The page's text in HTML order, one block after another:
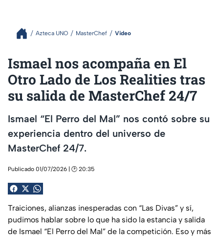
Azteca UNO MasterChef Video
Ismael nos acompaña en El
Otro Lado de Los Realities tras
su salida de MasterChef 24/7
Ismael “El Perro del Mal” nos contó sobre su
experiencia dentro del universo de
MasterChef 24/7.
Publicado 01/07/2026 | 🕑 20:35
Traiciones, alianzas inesperadas con “Las Divas” y sí,
pudimos hablar sobre lo que ha sido la estancia y salida
de Ismael “El Perro del Mal” de la competición. Eso y más